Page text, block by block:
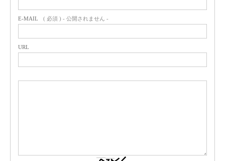
E-MAIL ( 必須 ) - 公開されません -
URL